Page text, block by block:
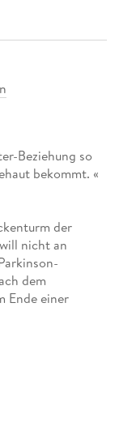
Beziehung so
bekommt. «
der
nicht an
dem
Ende einer
wird tot
Doch
hinter das